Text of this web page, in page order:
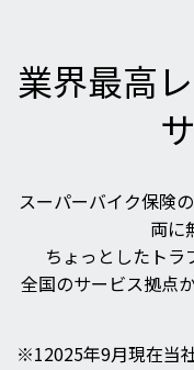
業界最高
スーパーバイク保険
両に
ちょっとしたトラ
全国のサービス拠点
※12025年9月現在当